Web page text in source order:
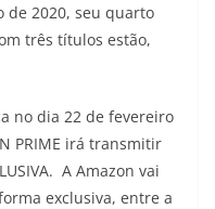
de 2020, seu quarto
três títulos estão,
no dia 22 de fevereiro
PRIME irá transmitir
A Amazon vai
exclusiva, entre a